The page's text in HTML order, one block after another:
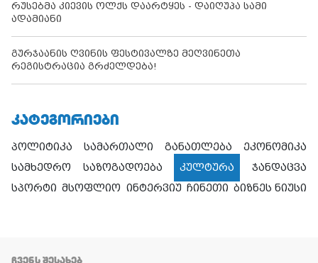
რუსებმა კიევის ოლქს დაარტყეს - დაიღუპა სამი
ადამიანი
გურჯაანის ღვინის ფესტივალზე მეღვინეთა
რეგისტრაცია გრძელდება!
ᲙᲐᲢᲔᲒᲝᲠᲘᲔᲑᲘ
პოლიტიკა სამართალი განათლება
ეკონომიკა
სამხედრო
საზოგადოება კულტურა
ჯანდაცვა
სპორტი მსოფლიო ინტერვიუ ჩინეთი ბიზნეს ნიუსი